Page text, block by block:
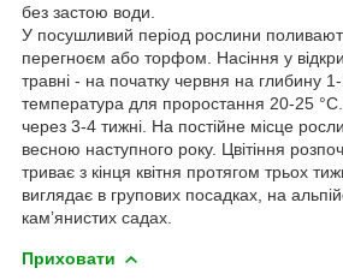
без застою води.
У посушливий період рослини
перегноєм або торфом. Насіння у
травні - на початку червня на глибину
температура для проростання 20-25
через 3-4 тижні. На постійне місце
весною наступного року. Цвітіння
триває з кінця квітня протягом трьох
виглядає в групових посадках, на
камʼянистих садах.
Приховати